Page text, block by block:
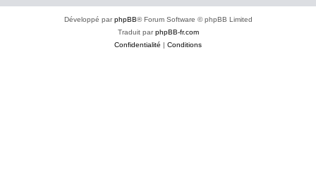
Développé parphpBB® Forum Software © phpBB Limited
Traduit parphpBB-fr.com
Confidentialité | Conditions